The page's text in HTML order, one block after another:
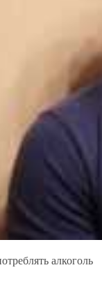
алкоголь